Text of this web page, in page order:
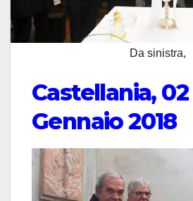
Da sinistra,
Castellania, 02
Gennaio 2018